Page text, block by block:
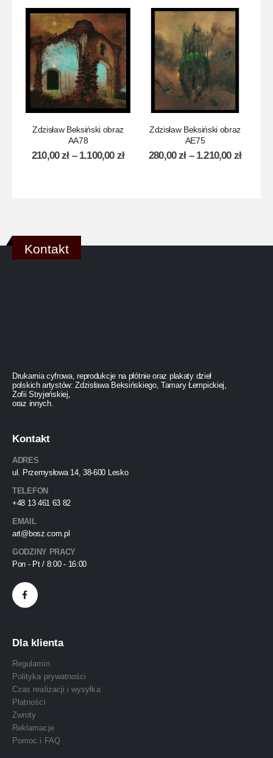
Zdzisław Beksiński obraz
AA78
210,00zł – 1.100,00 zł
Zdzisław Beksiński obraz
AE75
280,00zł – 1.210,00 zł
Kontakt
Drukarnia cyfrowa, reprodukcje na płótnie oraz plakaty dzieł
polskich artystów: Zdzisława Beksińskiego, Tamary Łempickiej,
Zofii Stryjeńskiej,
oraz innych.
Kontakt
ADRES
ul. Przemysłowa 14, 38-600 Lesko
TELEFON
+48 13 461 63 82
EMAIL
art@bosz.com.pl
GODZINY PRACY
Pon - Pt / 8:00 - 16:00
Dla klienta
Regulamin
Polityka prywatności
Czas realizacji i wysyłka
Płatności
Zwroty
Reklamacje
Pomoc i FAQ